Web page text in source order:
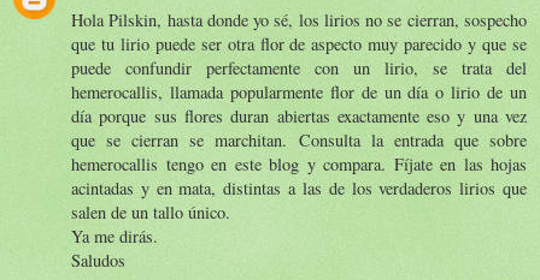
Hola Pilskin, hasta donde yo sé, los lirios no se cierran, sospecho
que tu lirio puede ser otra flor de aspecto muy parecido y que se
puede confundir perfectamente con un lirio, se trata del
hemerocallis, llamada popularmente flor de un día o lirio de un
día porque sus flores duran abiertas exactamente eso y una vez
que se cierran se marchitan. Consulta la entrada que sobre
hemerocallis tengo en este blog y compara. Fíjate en las hojas
acintadas y en mata, distintas a las de los verdaderos lirios que
salen de un tallo único.
Ya me dirás.
Saludos